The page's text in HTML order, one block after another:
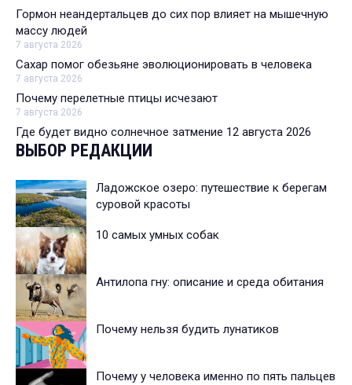
Гормон неандертальцев до сих пор влияет на мышечную
массу людей
7 августа 2026
Сахар помог обезьяне эволюционировать в человека
7 августа 2026
Почему перелетные птицы исчезают
7 августа 2026
Где будет видно солнечное затмение 12 августа 2026
ВЫБОР РЕДАКЦИИ
Ладожское озеро: путешествие к берегам
суровой красоты
10 самых умных собак
Антилопа гну: описание и среда обитания
Почему нельзя будить лунатиков
Почему у человека именно по пять пальцев